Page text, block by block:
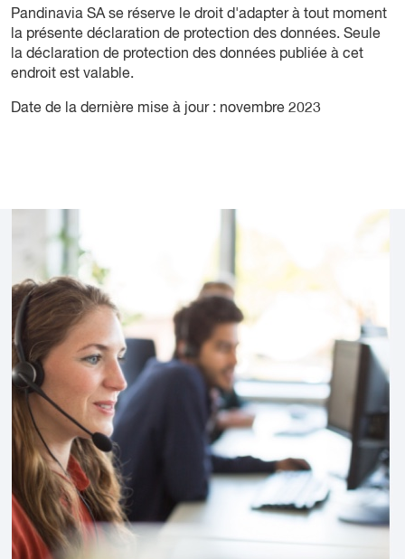
Pandinavia SA se réserve le droit d'adapter à tout moment
la présente déclaration de protection des données. Seule
la déclaration de protection des données publiée à cet
endroit est valable.
Date de la dernière mise à jour : novembre 2023